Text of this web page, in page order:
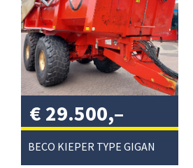
€ 29.500,–
excl. btw/